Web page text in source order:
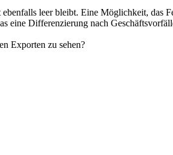
leer bleibt. Eine Möglichkeit, das
eine Differenzierung nach
Exporten zu sehen?